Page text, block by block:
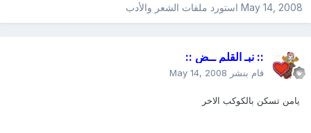
May 14, 2008استورد ملفات الشعر والأدب
:: نبـ القلم ــض ::
قام بنشر May 14, 2008
يامن تسكن بالكوكب الاخر